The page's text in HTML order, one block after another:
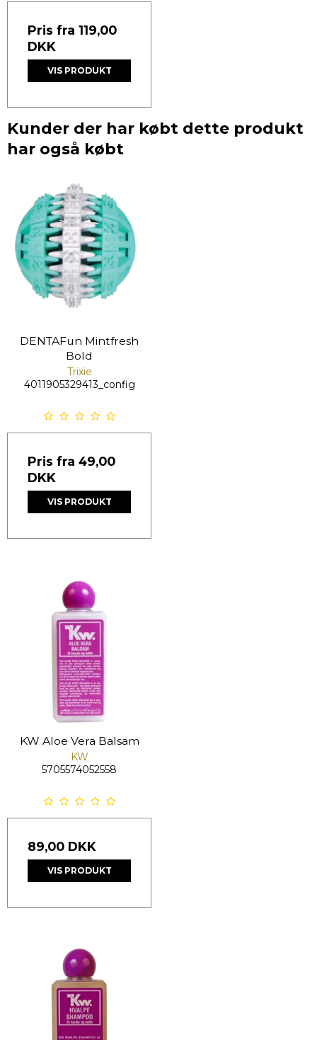
Pris fra 119,00
DKK
VIS PRODUKT
Kunder der har købt dette produkt
har også købt
DENTAFun Mintfresh
Bold
Trixie
4011905329413_config
Pris fra 49,00
DKK
VIS PRODUKT
KW Aloe Vera Balsam
KW
5705574052558
89,00 DKK
VIS PRODUKT